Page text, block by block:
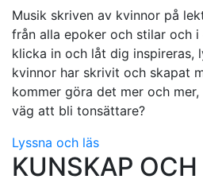
Musik skriven av kvinnor på
från alla epoker och stilar och
klicka in och låt dig inspireras,
kvinnor har skrivit och skapat
kommer göra det mer och
väg att bli tonsättare?
Lyssna och läs
KUNSKAP